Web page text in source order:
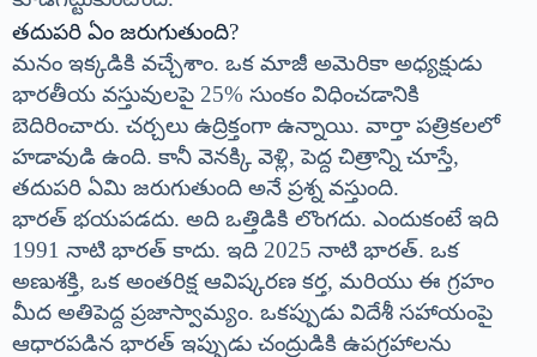
తదుపరి ఏం జరుగుతుంది?
మనం ఇక్కడికి వచ్చేశాం. ఒక మాజీ అమెరికా అధ్యక్షుడు
భారతీయ వస్తువులపై 25% సుంకం విధించడానికి
బెదిరించారు. చర్చలు ఉద్రిక్తంగా ఉన్నాయి. వార్తా పత్రికలలో
హడావుడి ఉంది. కానీ వెనక్కి వెళ్లి, పెద్ద చిత్రాన్ని చూస్తే,
తదుపరి ఏమి జరుగుతుంది అనే ప్రశ్న వస్తుంది.
భారత్ భయపడదు. అది ఒత్తిడికి లొంగదు. ఎందుకంటే ఇది
1991 నాటి భారత్ కాదు. ఇది 2025 నాటి భారత్. ఒక
అణుశక్తి, ఒక అంతరిక్ష ఆవిష్కరణ కర్త, మరియు ఈ గ్రహం
మీద అతిపెద్ద ప్రజాస్వామ్యం. ఒకప్పుడు విదేశీ సహాయంపై
ఆధారపడిన భారత్ ఇప్పుడు చంద్రుడికి ఉపగ్రహాలను